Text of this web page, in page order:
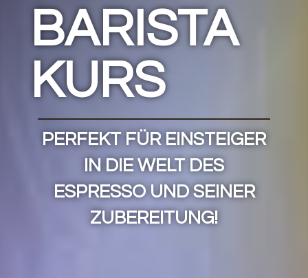
BARISTA
KURS
PERFEKT FÜR EINSTEIGER
IN DIE WELT DES
ESPRESSO UND SEINER
ZUBEREITUNG!